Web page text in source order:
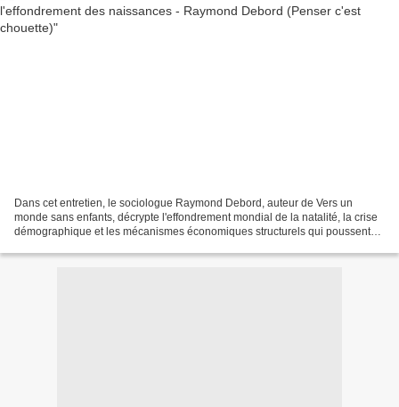
Dans cet entretien, le sociologue Raymond Debord, auteur de Vers un
monde sans enfants, décrypte l'effondrement mondial de la natalité, la crise
démographique et les mécanismes économiques structurels qui poussent